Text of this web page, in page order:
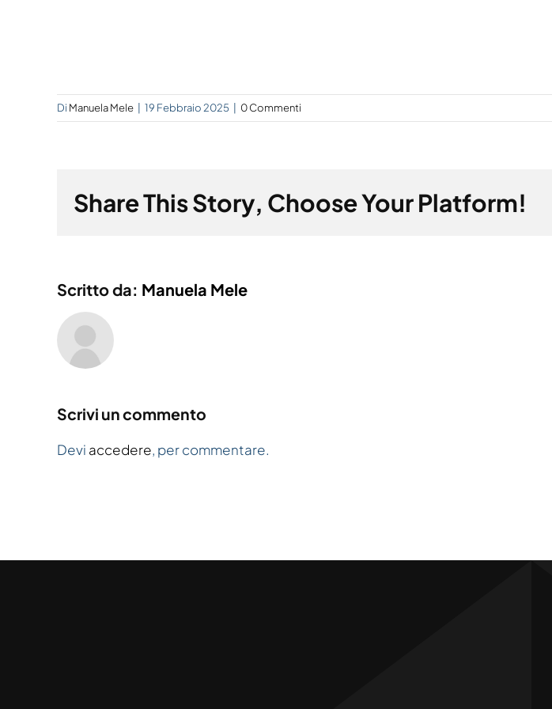
Di Manuela Mele 19 Febbraio 2025 0 Commenti
Share This Story, Choose Your Platform!
Scritto da: Manuela Mele
Scrivi un commento
Devi accedere, per commentare.